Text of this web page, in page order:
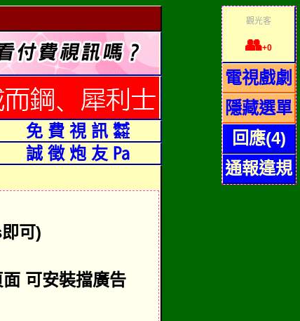
觀光客
👥+0
電視戲劇
隱藏選單
回應(4)
通報違規
免 費 視 訊 ㍿
誠 徵 炮 友 ㎩
可)
可安裝擋廣告